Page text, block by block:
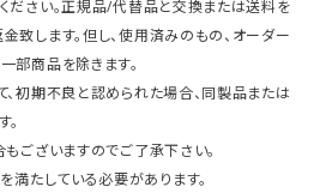
さい。正規品/代替品と交換または送料を
します。但し、使用済みのもの、オーダー
部商品を除きます。
初期不良と認められた場合、同製品または
ございますのでご了承下さい。
満たしている必要があります。